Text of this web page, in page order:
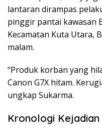
lantaran dirampas
pinggir pantai kawasan
Kecamatan Kuta Utara,
malam.
“Produk korban yang
Canon G7X hitam.
ungkap Sukarma.
Kronologi Kejadian